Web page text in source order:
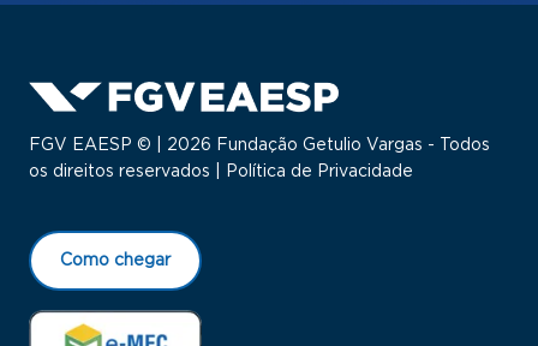
FGV EAESP © | 2026 Fundação Getulio Vargas - Todos
os direitos reservados |
Política de Privacidade
Como chegar